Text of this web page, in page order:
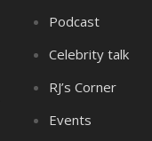
Podcast
Celebrity talk
RJ’s Corner
Events